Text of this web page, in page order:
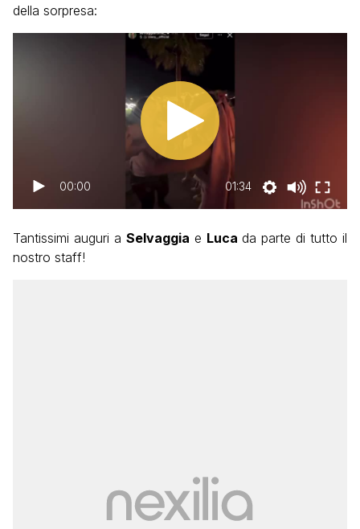
della sorpresa:
00:00 01:34
Tantissimi auguri a Selvaggia e Luca da parte di tutto il
nostro staff!